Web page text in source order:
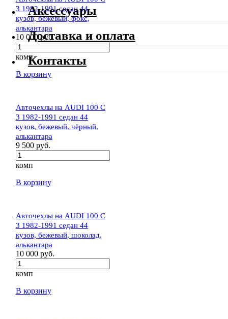
3 1982-1991 седан 44
кузов, бежевый, фокс,
алькантара
10 000 руб.
комп
В корзину
Авточехлы на AUDI 100 C
3 1982-1991 седан 44
кузов, бежевый, чёрный,
алькантара
9 500 руб.
комп
В корзину
Авточехлы на AUDI 100 C
3 1982-1991 седан 44
кузов, бежевый, шоколад,
алькантара
10 000 руб.
комп
В корзину
Аксессуары
Доставка и оплата
Контакты